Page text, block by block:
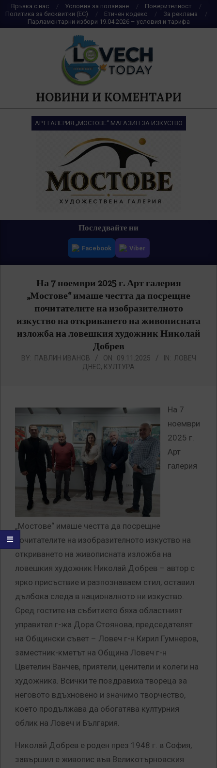
Skip
to
content
Връзка с нас Условия за ползване
Поверителност
Политика за бисквитки (ЕС)
Етичен кодекс
За реклама
Парламентарни избори 19.04.2026 – условия и тарифа
НОВИНИ И КОМЕНТАРИ
АРТ ГАЛЕРИЯ „МОСТОВЕ“ МАГАЗИН ЗА ИЗКУСТВО
Последвайте ни
Facebook Viber
На 7 ноември 2025 г. Арт галерия
„Мостове“ имаше честта да посрещне
почитателите на изобразителното
изкуство на откриването на живописната
изложба на ловешкия художник Николай
Добрев
BY: ПАВЛИН ИВАНОВ ON: 09.11.2025 IN: ЛОВЕЧ
ДНЕС, КУЛТУРА
На 7
ноември
2025 г.
Арт
галерия
„Мостове“ имаше честта да посрещне
почитателите на изобразителното изкуство на
откриването на живописната изложба на
ловешкия художник Николай Добрев – автор с
ярко присъствие и разпознаваем стил, оставил
дълбока следа в националното ни изкуство.
Сред гостите на събитието бяха областният
управител г-жа Дора Стоянова, председателят
на Общински съвет – Ловеч г-н Кирил Гумнеров,
заместник-кметът на Община Ловеч г-н
Цветелин Ванчев, приятели, ценители и колеги на
художника. Всички те поздравиха твореца за
неговото вдъхновено и значимо творчество,
което продължава да обогатява културния
облик на Ловеч и България.
Николай Добрев е роден през 1948 г. в София,
завършил е живопис във Великотърновския